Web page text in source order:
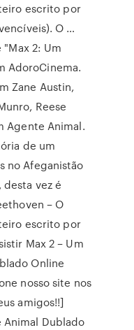
escrito por
O …
2: Um
AdoroCinema.
Zane Austin,
Reese
Agente Animal.
de um
no Afeganistão
vez é
– O
escrito por
Max 2 – Um
Online
nosso site nos
amigos!!]
Animal Dublado